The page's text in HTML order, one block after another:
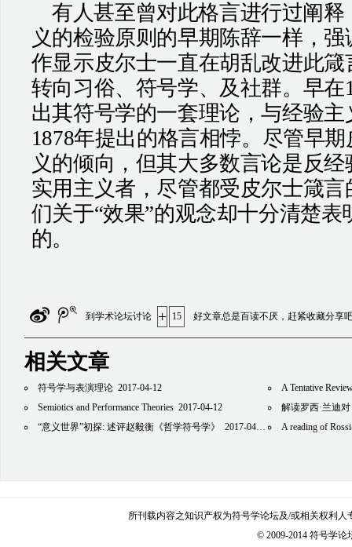
有人甚至曾对此格言进行过阐
义的检验原则的早期陈辞一样，
作显示皮尔士一直在胡乱改进此
转向习俗、符号学、及社群。早在
出其符号学的一套理论，与经验
1878年提出的格言相悖。尽管早
义的倾向，但其大多数言论是反
实用主义者，尽管都受皮尔士箴
们关于“效果”的观念却十分清楚表
的。
到学术论坛讨论 + 15 好文章总是百读不厌，赶紧收藏分享
相关文章
符号学与表演理论 2017-04-12
Semiotics and Performance Theories 2017-04-12
“意义世界”初探: 述评赵毅衡《哲学符号学》
2017-04-12
A Tentative
解读罗西·兰迪
A reading of Rossi-
所刊载内容之知识产权为符号学论坛及/或相关权利
© 2009-2014 符号学论